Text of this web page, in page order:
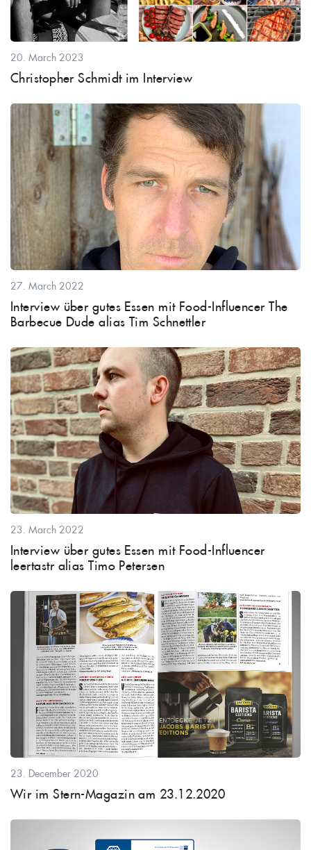
20. March 2023
Christopher Schmidt im Interview
27. March 2022
Interview über gutes Essen mit Food-Influencer The
Barbecue Dude alias Tim Schnettler
23. March 2022
Interview über gutes Essen mit Food-Influencer
leertastr alias Timo Petersen
23. December 2020
Wir im Stern-Magazin am 23.12.2020